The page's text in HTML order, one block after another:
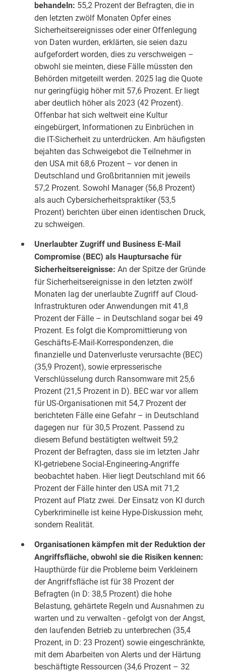
behandeln: 55,2 Prozent der Befragten, die in
den letzten zwölf Monaten Opfer eines
Sicherheitsereignisses oder einer Offenlegung
von Daten wurden, erklärten, sie seien dazu
aufgefordert worden, dies zu verschweigen –
obwohl sie meinten, diese Fälle müssten den
Behörden mitgeteilt werden. 2025 lag die Quote
nur geringfügig höher mit 57,6 Prozent. Er liegt
aber deutlich höher als 2023 (42 Prozent).
Offenbar hat sich weltweit eine Kultur
eingebürgert, Informationen zu Einbrüchen in
die IT-Sicherheit zu unterdrücken. Am häufigsten
bejahten das Schweigebot die Teilnehmer in
den USA mit 68,6 Prozent – vor denen in
Deutschland und Großbritannien mit jeweils
57,2 Prozent. Sowohl Manager (56,8 Prozent)
als auch Cybersicherheitspraktiker (53,5
Prozent) berichten über einen identischen Druck,
zu schweigen.
Unerlaubter Zugriff und Business E-Mail
Compromise (BEC) als Hauptursache für
Sicherheitsereignisse: An der Spitze der Gründe
für Sicherheitsereignisse in den letzten zwölf
Monaten lag der unerlaubte Zugriff auf Cloud-
Infrastrukturen oder Anwendungen mit 41,8
Prozent der Fälle – in Deutschland sogar bei 49
Prozent. Es folgt die Kompromittierung von
Geschäfts-E-Mail-Korrespondenzen, die
finanzielle und Datenverluste verursachte (BEC)
(35,9 Prozent), sowie erpresserische
Verschlüsselung durch Ransomware mit 25,6
Prozent (21,5 Prozent in D). BEC war vor allem
für US-Organisationen mit 54,7 Prozent der
berichteten Fälle eine Gefahr – in Deutschland
dagegen nur für 30,5 Prozent. Passend zu
diesem Befund bestätigten weltweit 59,2
Prozent der Befragten, dass sie im letzten Jahr
KI-getriebene Social-Engineering-Angriffe
beobachtet haben. Hier liegt Deutschland mit 66
Prozent der Fälle hinter den USA mit 71,2
Prozent auf Platz zwei. Der Einsatz von KI durch
Cyberkriminelle ist keine Hype-Diskussion mehr,
sondern Realität.
Organisationen kämpfen mit der Reduktion der
Angriffsfläche, obwohl sie die Risiken kennen:
Haupthürde für die Probleme beim Verkleinern
der Angriffsfläche ist für 38 Prozent der
Befragten (in D: 38,5 Prozent) die hohe
Belastung, gehärtete Regeln und Ausnahmen zu
warten und zu verwalten - gefolgt von der Angst,
den laufenden Betrieb zu unterbrechen (35,4
Prozent, in D: 23 Prozent) sowie eingeschränkte,
mit dem Abarbeiten von Alerts und der Härtung
beschäftigte Ressourcen (34,6 Prozent – 32